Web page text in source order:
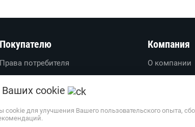
Покупателю
Права потребителя
ответы
соглашение
Политика обработки
данных
Компания
О компании
О проекте
Обратная
cookie
cookie для улучшения Вашего пользовательского опыта,